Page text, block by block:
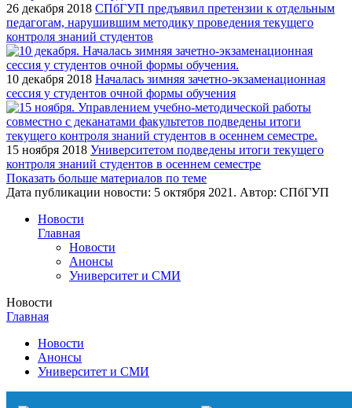
26 декабря 2018 СПбГУП предъявил претензии к отдельным
педагогам, нарушившим методику проведения текущего
контроля знаний студентов
10 декабря 2018 Началась зимняя зачетно-экзаменационная
сессия у студентов очной формы обучения
15 ноября 2018 Университетом подведены итоги текущего
контроля знаний студентов в осеннем семестре
Показать больше материалов по теме
Дата публикации новости: 5 октября 2021 . Автор: СПбГУП
Новости
Главная
Новости
Анонсы
Университет и СМИ
Новости
Главная
Новости
Анонсы
Университет и СМИ